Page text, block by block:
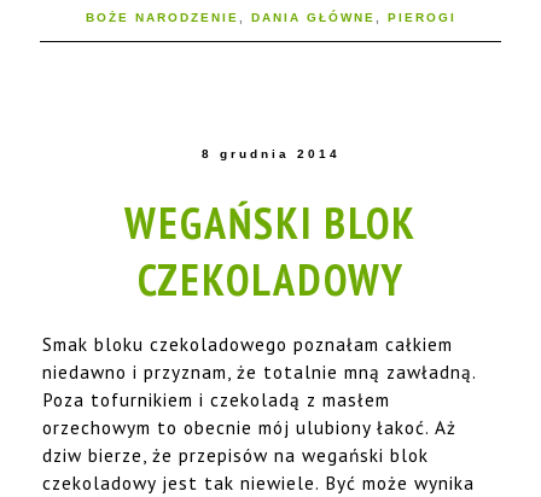
BOŻE NARODZENIE, DANIA GŁÓWNE, PIEROGI
8 grudnia 2014
WEGAŃSKI BLOK
CZEKOLADOWY
Smak bloku czekoladowego poznałam całkiem
niedawno i przyznam, że totalnie mną zawładną.
Poza tofurnikiem i czekoladą z masłem
orzechowym to obecnie mój ulubiony łakoć. Aż
dziw bierze, że przepisów na wegański blok
czekoladowy jest tak niewiele. Być może wynika